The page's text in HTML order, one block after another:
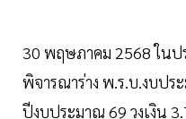
30 พฤษภาคม 2568 ใน
พิจารณาร่าง พ.ร.บ.งบปร
ปีงบประมาณ 69 วงเงิน